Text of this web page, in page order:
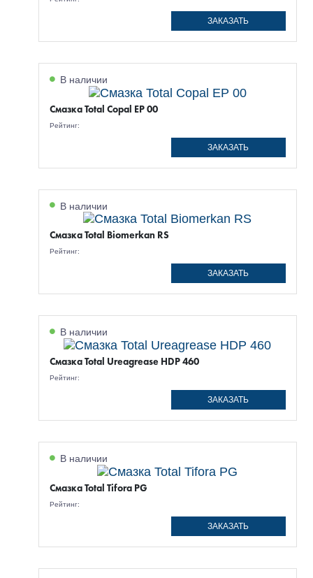
ЗАКАЗАТЬ
В наличии
Смазка Total Copal EP 00
Рейтинг:
ЗАКАЗАТЬ
В наличии
Смазка Total Biomerkan RS
Рейтинг:
ЗАКАЗАТЬ
В наличии
Смазка Total Ureagrease HDP 460
Рейтинг:
ЗАКАЗАТЬ
В наличии
Смазка Total Tifora PG
Рейтинг:
ЗАКАЗАТЬ